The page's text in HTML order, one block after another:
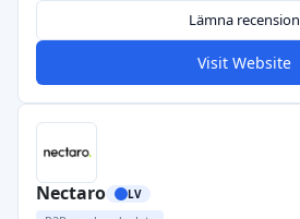
Lämna recension
Visit Website
Nectaro LV